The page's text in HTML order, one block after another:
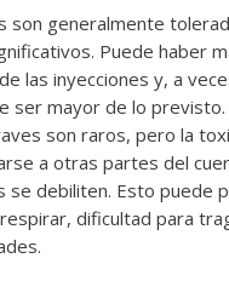
son generalmente
Puede haber
las inyecciones y, a
ser mayor de lo
son raros, pero la
a otras partes del
se debiliten. Esto puede
dificultad para